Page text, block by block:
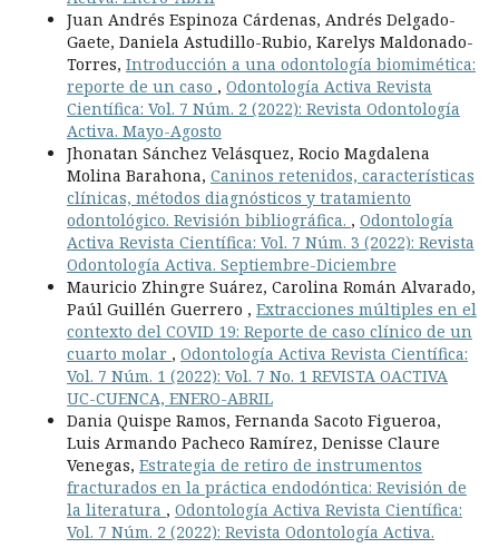
Juan Andrés Espinoza Cárdenas, Andrés Delgado-
Gaete, Daniela Astudillo-Rubio, Karelys Maldonado-
Torres, Introducción a una odontología biomimética:
reporte de un caso , Odontología Activa Revista
Científica: Vol. 7 Núm. 2 (2022): Revista Odontología
Activa. Mayo-Agosto
Jhonatan Sánchez Velásquez, Rocio Magdalena
Molina Barahona, Caninos retenidos, características
clínicas, métodos diagnósticos y tratamiento
odontológico. Revisión bibliográfica. , Odontología
Activa Revista Científica: Vol. 7 Núm. 3 (2022): Revista
Odontología Activa. Septiembre-Diciembre
Mauricio Zhingre Suárez, Carolina Román Alvarado,
Paúl Guillén Guerrero , Extracciones múltiples en el
contexto del COVID 19: Reporte de caso clínico de un
cuarto molar , Odontología Activa Revista Científica:
Vol. 7 Núm. 1 (2022): Vol. 7 No. 1 REVISTA OACTIVA
UC-CUENCA, ENERO-ABRIL
Dania Quispe Ramos, Fernanda Sacoto Figueroa,
Luis Armando Pacheco Ramírez, Denisse Claure
Venegas, Estrategia de retiro de instrumentos
fracturados en la práctica endodóntica: Revisión de
la literatura , Odontología Activa Revista Científica:
Vol. 7 Núm. 2 (2022): Revista Odontología Activa.